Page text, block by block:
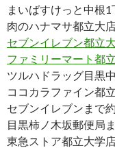
まいばすけっと中根
肉のハナマサ都立大
セブンイレブン都立
ファミリーマート都
ツルハドラッグ目黒
ココカラファイン都
セブンイレブンまで
目黒柿ノ木坂郵便局
東急ストア都立大学